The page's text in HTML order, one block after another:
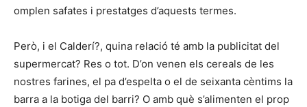
omplen safates i prestatges d’aquests termes.
Però, i el Calderí?, quina relació té amb la publicitat del
supermercat? Res o tot. D’on venen els cereals de les
nostres farines, el pa d’espelta o el de seixanta cèntims la
barra a la botiga del barri? O amb què s’alimenten el prop